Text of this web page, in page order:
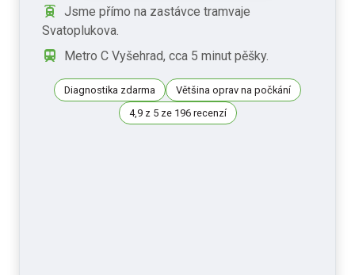
Jsme přímo na zastávce tramvaje
Svatoplukova.
Metro C Vyšehrad, cca 5 minut pěšky.
Diagnostika zdarma
Většina oprav na počkání
4,9 z 5 ze 196 recenzí